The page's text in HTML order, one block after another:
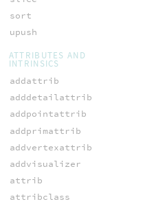
sort
upush
ATTRIBUTES AND
INTRINSICS
addattrib
adddetailattrib
addpointattrib
addprimattrib
addvertexattrib
addvisualizer
attrib
attribclass